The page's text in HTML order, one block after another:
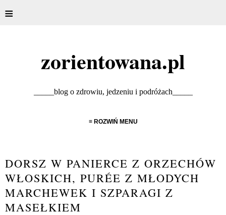
≡
zorientowana.pl
_____blog o zdrowiu, jedzeniu i podróżach_____
≡ ROZWIŃ MENU
DORSZ W PANIERCE Z ORZECHÓW
WŁOSKICH, PURÉE Z MŁODYCH
MARCHEWEK I SZPARAGI Z
MASEŁKIEM